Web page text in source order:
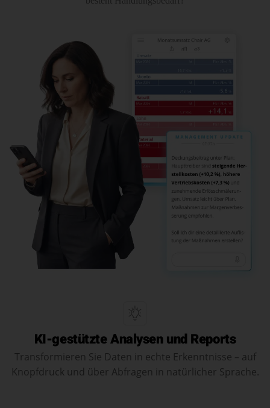
KI-gestützte Analysen und Reports
Transformieren Sie Daten in echte Erkenntnisse – auf
Knopfdruck und über Abfragen in natürlicher Sprache.